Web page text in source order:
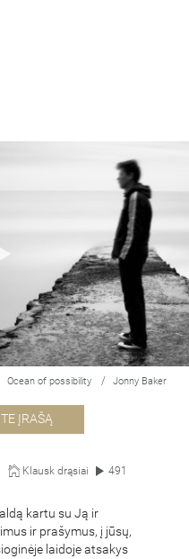
Ocean of possibility / Jonny Baker
ĮRAŠĄ
Klausk drąsiai 491
kartu su Ją ir
ir prašymus, į jūsų,
laidoje atsakys